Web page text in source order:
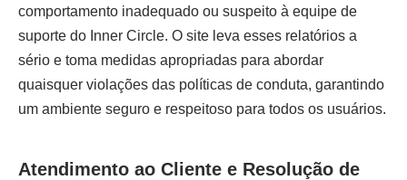
comportamento inadequado ou suspeito à equipe de
suporte do Inner Circle. O site leva esses relatórios a
sério e toma medidas apropriadas para abordar
quaisquer violações das políticas de conduta, garantindo
um ambiente seguro e respeitoso para todos os usuários.
Atendimento ao Cliente e Resolução de